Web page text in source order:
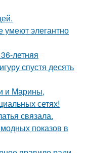
элегантно
летняя
спустя десять
и Марины,
сетях!
связала.
показов в